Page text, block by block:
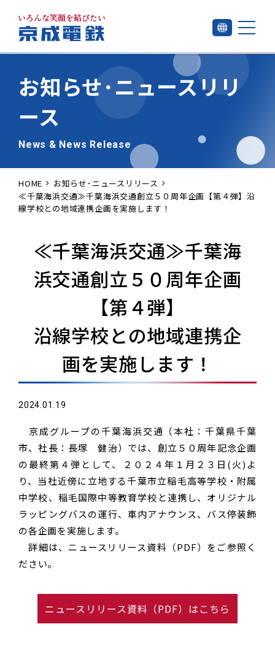
お知らせ･ニュースリリ
ース
News & News Release
HOME
お知らせ･ニュースリリース
≪千葉海浜交通≫千葉海浜交通創立５０周年企画【第４弾】沿
線学校との地域連携企画を実施します！
≪千葉海浜交通≫千葉海
浜交通創立５０周年企画
【第４弾】
沿線学校との地域連携企
画を実施します！
2024.01.19
京成グループの千葉海浜交通（本社：千葉県千葉
市、社長：長塚 健治）では、創立５０周年記念企画
の最終第４弾として、２０２４年１月２３日(火)よ
り、当社近傍に立地する千葉市立稲毛高等学校・附属
中学校、稲毛国際中等教育学校と連携し、オリジナル
ラッピングバスの運行、車内アナウンス、バス停装飾
の各企画を実施します。
詳細は、ニュースリリース資料（PDF）をご参照く
ださい。
ニュースリリース資料（PDF）はこちら